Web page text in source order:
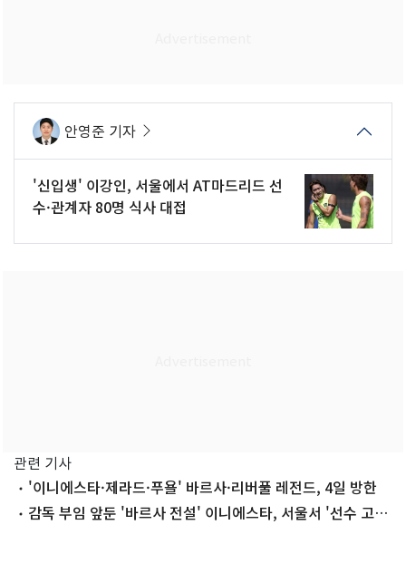
안영준 기자
'신입생' 이강인, 서울에서 AT마드리드 선
수·관계자 80명 식사 대접
관련 기사
'이니에스타·제라드·푸욜' 바르사·리버풀 레전드, 4일 방한
감독 부임 앞둔 '바르사 전설' 이니에스타, 서울서 '선수 고별